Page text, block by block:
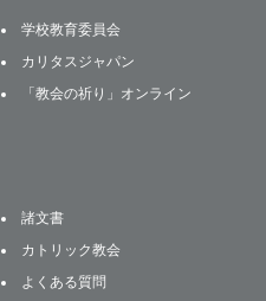
学校教育委員会
カリタスジャパン
「教会の祈り」オンライン
諸文書
カトリック教会
よくある質問